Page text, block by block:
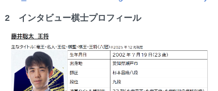
2 インタビュー棋士プロフィール